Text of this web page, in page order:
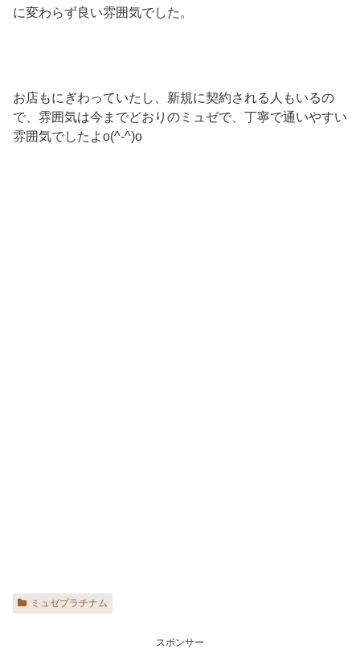
に変わらず良い雰囲気でした。
お店もにぎわっていたし、新規に契約される人もいるの
で、雰囲気は今までどおりのミュゼで、丁寧で通いやすい
雰囲気でしたよo(^-^)o
ミュゼプラチナム
スポンサー